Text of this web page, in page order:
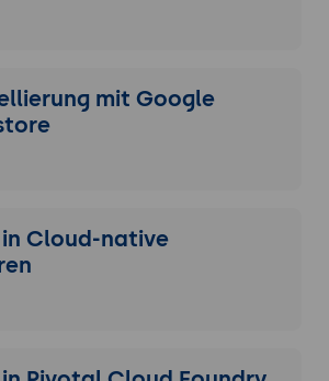
mit Google
in Cloud-native